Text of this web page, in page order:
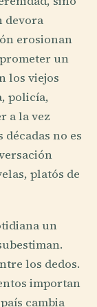
devora
erosionan
un
los viejos
policía,
a la vez
décadas no es
platós de
un
los dedos.
importan
cambia